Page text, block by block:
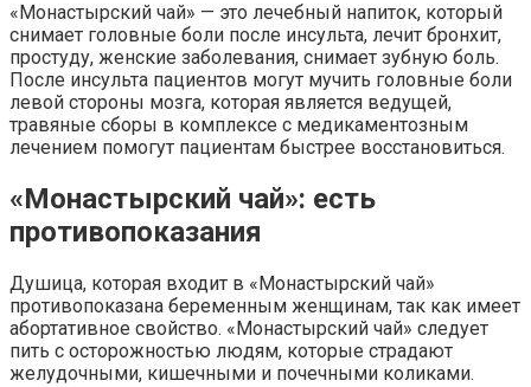
«Монастырский чай» — это лечебный напиток, который
снимает головные боли после инсульта, лечит бронхит,
простуду, женские заболевания, снимает зубную боль.
После инсульта пациентов могут мучить головные боли
левой стороны мозга, которая является ведущей,
травяные сборы в комплексе с медикаментозным
лечением помогут пациентам быстрее восстановиться.
«Монастырский чай»: есть
противопоказания
Душица, которая входит в «Монастырский чай»
противопоказана беременным женщинам, так как имеет
абортативное свойство. «Монастырский чай» следует
пить с осторожностью людям, которые страдают
желудочными, кишечными и почечными коликами.